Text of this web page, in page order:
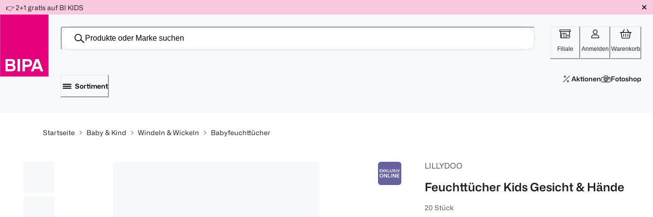
-10%
Für
150 Ös
-15%
Für
300 Ös
-20%
Für
500 Ös
Weiter
zum
👉 2+1 gratis auf BI KIDS
Filiale Anmelden Warenkorb
Sortiment
Aktionen Fotoshop
Startseite Baby & Kind Windeln & Wickeln Babyfeuchttücher
LILLYDOO
Feuchttücher Kids Gesicht & Hände
20 Stück